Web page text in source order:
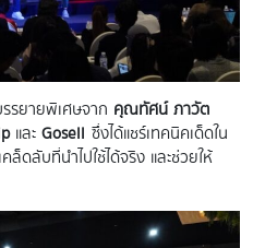
รยายพิเศษจาก คุณทัศน์ ภาวัต
และ Gosell ซึ่งได้แชร์เทคนิคเด็ดใน
ดลับที่นำไปใช้ได้จริง และช่วยให้